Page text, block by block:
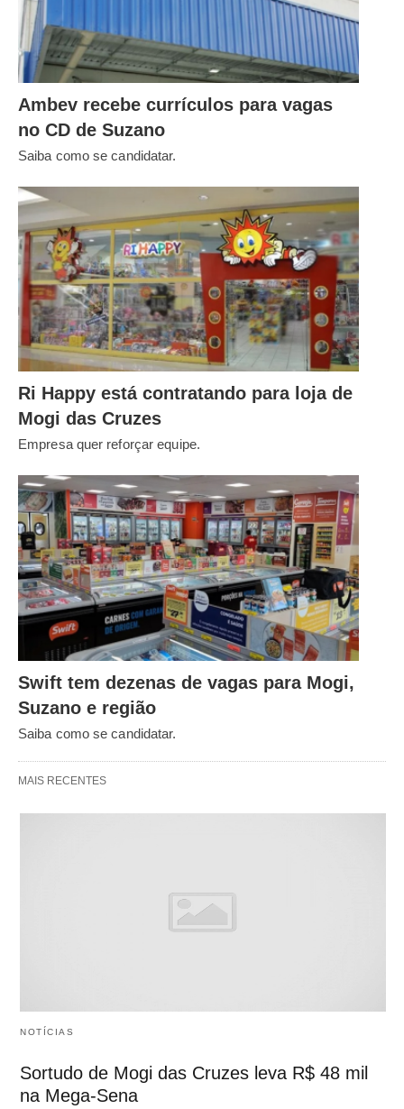
Ambev recebe currículos para vagas
no CD de Suzano
Saiba como se candidatar.
Ri Happy está contratando para loja de
Mogi das Cruzes
Empresa quer reforçar equipe.
Swift tem dezenas de vagas para Mogi,
Suzano e região
Saiba como se candidatar.
MAIS RECENTES
NOTÍCIAS
Sortudo de Mogi das Cruzes leva R$ 48 mil
na Mega-Sena